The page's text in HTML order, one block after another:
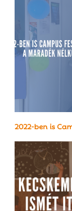
2022-ben is